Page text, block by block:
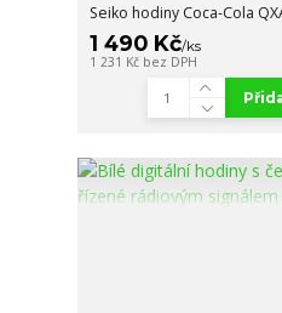
Seiko hodiny Coca-Cola
1 490 Kč/ks
1 231 Kč bez DPH